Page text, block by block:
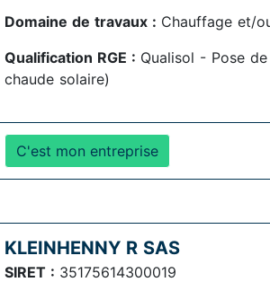
Domaine de travaux : Chauffage et/
Qualification RGE : Qualisol - Pose
chaude solaire)
C'est mon entreprise
KLEINHENNY R SAS
SIRET : 35175614300019